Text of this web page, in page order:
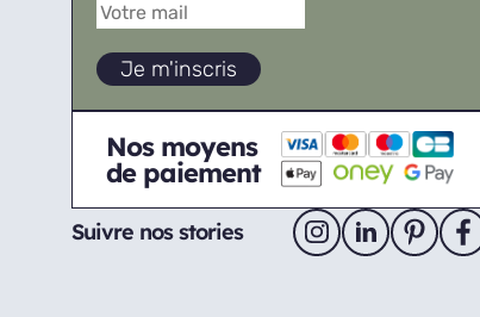
Nos moyens
de paiement
Suivre nos stories